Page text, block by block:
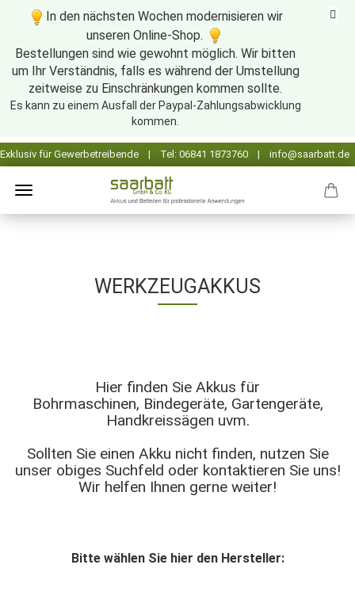
In den nächsten Wochen modernisieren wir
unseren Online-Shop.
Bestellungen sind wie gewohnt möglich. Wir bitten
um Ihr Verständnis, falls es während der Umstellung
zeitweise zu Einschränkungen kommen sollte.
Es kann zu einem Ausfall der Paypal-Zahlungsabwicklung
kommen.
WERKZEUGAKKUS
Hier finden Sie Akkus für
Bohrmaschinen, Bindegeräte, Gartengeräte,
Handkreissägen uvm.
Sollten Sie einen Akku nicht finden, nutzen Sie
unser obiges Suchfeld oder kontaktieren Sie uns!
Wir helfen Ihnen gerne weiter!
Bitte wählen Sie hier den Hersteller: